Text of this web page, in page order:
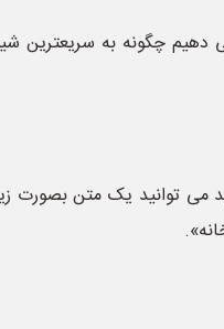
چگونه به سریعترین
می توانید یک متن